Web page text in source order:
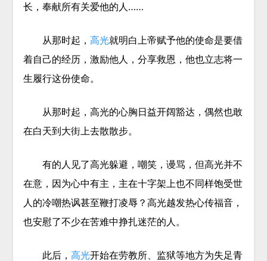
长，奉献所有关爱他的人……
从那时起， 高光就明白上帝赋予他的使命是要借
着自己的经历，激励他人，分享救恩，他也立志将一
生履行这份使命。
从那时起，高光的心胸日益开阔豁达，偶然也敢
在白天到大街上去散散步。
有的人见了高光躲避，嘲笑，谩骂，但高光并不
在意，因为心中有主，主在十字架上也不同样饱受世
人的冷嘲热讽甚至鞭打凌辱？高光越发热心传福音，
也安慰了不少在苦难中挣扎迷茫的人。
此后， 高光开始在劳教所、监狱等地方为失足青